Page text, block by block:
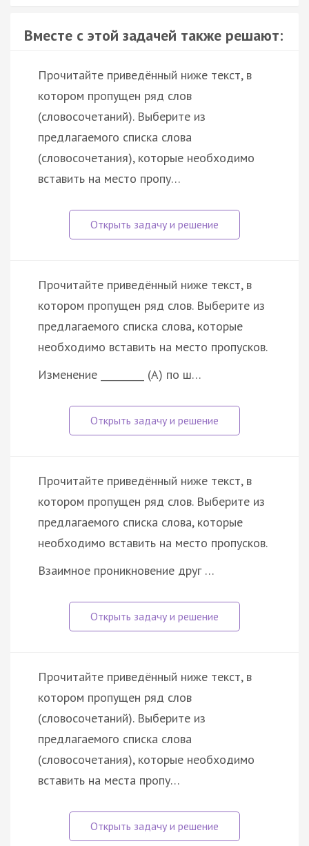
Вместе с этой задачей также решают:
Прочитайте приведённый ниже текст, в
котором пропущен ряд слов
(словосочетаний). Выберите из
предлагаемого списка слова
(словосочетания), которые необходимо
вставить на место пропу…
Прочитайте приведённый ниже текст, в
котором пропущен ряд слов. Выберите из
предлагаемого списка слова, которые
необходимо вставить на место пропусков.
Изменение _________ (А) по ш…
Прочитайте приведённый ниже текст, в
котором пропущен ряд слов. Выберите из
предлагаемого списка слова, которые
необходимо вставить на место пропусков.
Взаимное проникновение друг …
Прочитайте приведённый ниже текст, в
котором пропущен ряд слов
(словосочетаний). Выберите из
предлагаемого списка слова
(словосочетания), которые необходимо
вставить на места пропу…